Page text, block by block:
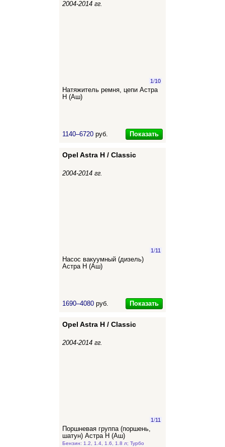
2004-2014 гг.
1/10
Натяжитель ремня, цепи Астра
Н (Аш)
1140–6720 руб. Показать
Opel Astra H / Classic
2004-2014 гг.
1/11
Насос вакуумный (дизель)
Астра Н (Аш)
1690–4080 руб. Показать
Opel Astra H / Classic
2004-2014 гг.
1/11
Поршневая группа (поршень,
шатун) Астра Н (Аш)
Бензин: 1.2, 1.4, 1.6, 1.8 л; Турбо